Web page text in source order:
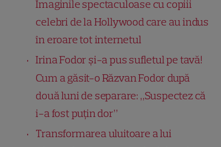
Imaginile spectaculoase cu copiii
celebri de la Hollywood care au indus
în eroare tot internetul
Irina Fodor și-a pus sufletul pe tavă!
Cum a găsit-o Răzvan Fodor după
două luni de separare: „Suspectez că
i-a fost puțin dor”
Transformarea uluitoare a lui